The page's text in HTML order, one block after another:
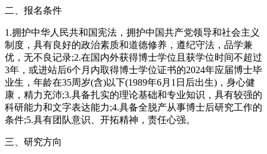
二、报名条件
1.拥护中华人民共和国宪法，拥护中国共产党领导和社会主义
制度，具有良好的政治素质和道德修养，遵纪守法，品学兼
优，无不良记录;2.在国内外获得博士学位且获学位时间不超过
3年，或进站后6个月内取得博士学位证书的2024年应届博士毕
业生，年龄在35周岁(含)以下(1989年6月1日后出生)，身心健
康，精力充沛;3.具备扎实的理论基础和专业知识，具有较强的
科研能力和文字表达能力;4.具备全脱产从事博士后研究工作的
条件;5.具有团队意识、开拓精神，责任心强。
三、研究方向